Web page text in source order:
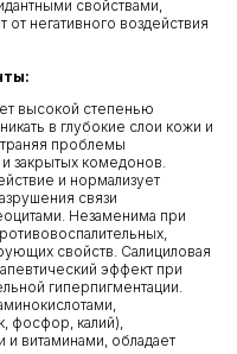
свойствами,
негативного воздействия
высокой степенью
в глубокие слои кожи и
проблемы
закрытых комедонов.
и нормализует
связи
Незаменима при
свойств. Салициловая
эффект при
гиперпигментации.
фосфор, калий),
витаминами, обладает